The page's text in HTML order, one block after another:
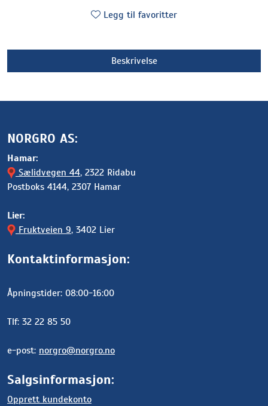
Legg til favoritter
Beskrivelse
NORGRO AS:
Hamar:
Sælidvegen 44, 2322 Ridabu
Postboks 4144, 2307 Hamar
Lier:
Fruktveien 9, 3402 Lier
Kontaktinformasjon:
Åpningstider: 08:00-16:00
Tlf: 32 22 85 50
e-post: norgro@norgro.no
Salgsinformasjon:
Opprett kundekonto